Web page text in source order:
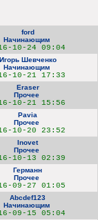
ford
Начинающим
10-24 09:04
Игорь Шевченко
Начинающим
10-21 17:33
Eraser
Прочее
10-21 15:56
Pavia
Прочее
10-20 23:52
Inovet
Прочее
10-13 02:39
Германн
Прочее
09-27 01:05
Abcdef123
Начинающим
09-15 05:04